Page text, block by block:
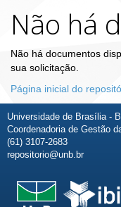
Não há
Não há documentos
sua solicitação.
Página inicial do
Universidade de Brasília -
Coordenadoria de Gestão
(61) 3107-2683
repositorio@unb.br